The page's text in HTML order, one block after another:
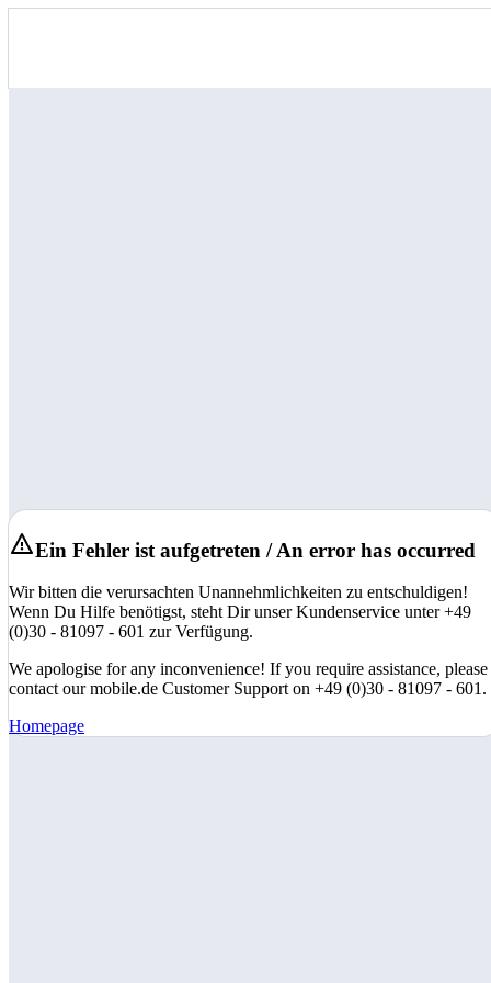
Ein Fehler ist aufgetreten / An error has occurred
Wir bitten die verursachten Unannehmlichkeiten zu entschuldigen!
Wenn Du Hilfe benötigst, steht Dir unser Kundenservice unter +49
(0)30 - 81097 - 601 zur Verfügung.
We apologise for any inconvenience! If you require assistance, please
contact our mobile.de Customer Support on +49 (0)30 - 81097 - 601.
Homepage